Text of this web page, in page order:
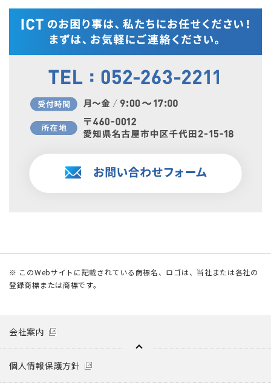
※ このWebサイトに記載されている商標名、ロゴは、当社または各社の
登録商標または商標です。
会社案内
個人情報保護方針